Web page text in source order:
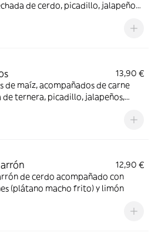
de cerdo, picadillo, jalapeños,
13,90 €
de maíz, acompañados de carne
de ternera, picadillo, jalapeños,
12,90 €
de cerdo acompañado con
(plátano macho frito) y limón